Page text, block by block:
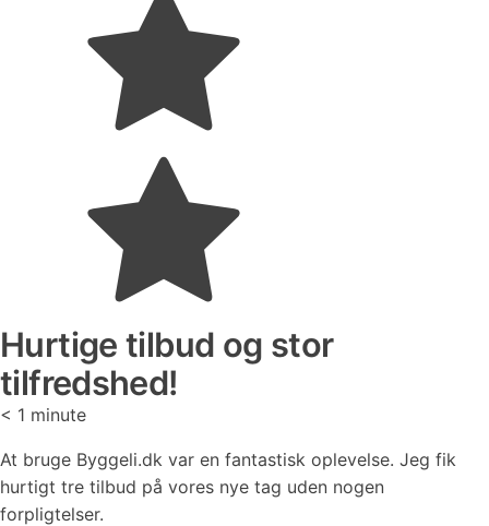
Hurtige tilbud og stor
tilfredshed!
< 1 minute
At bruge Byggeli.dk var en fantastisk oplevelse. Jeg fik
hurtigt tre tilbud på vores nye tag uden nogen
forpligtelser.